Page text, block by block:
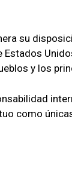
su
y los
como